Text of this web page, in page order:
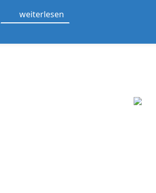
weiterlesen